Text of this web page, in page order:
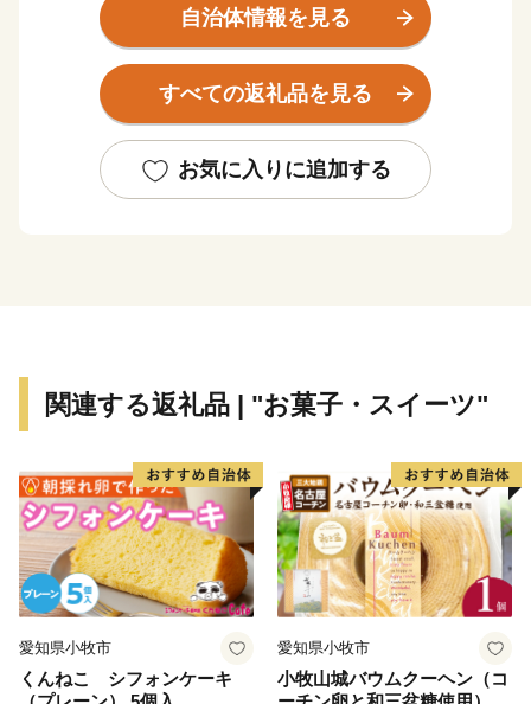
自然が織り成す絶景は、圧巻です。
サイクリングロードなど、大自然を利用したアクティビ
ティも楽しめます。
もちろん、市内には温泉スポットも点在しており、‘お
グルメは、からあげの聖地「中津からあげ」、数々の海
の幸や山の幸などが自慢です。
自治体情報を見る
すべての返礼品を見る
お気に入りに追加する
関連する返礼品 | "お菓子・スイーツ"
愛知県小牧市
くんねこ シフォンケーキ
愛知県小牧市
小牧山城バウムクーヘン（コ